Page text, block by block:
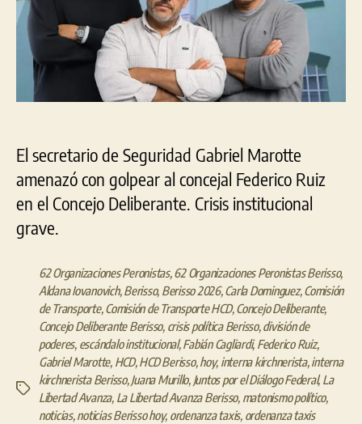
El secretario de Seguridad Gabriel Marotte
amenazó con golpear al concejal Federico Ruiz
en el Concejo Deliberante. Crisis institucional
grave.
Etiquetas
62 Organizaciones Peronistas,62 Organizaciones Peronistas Berisso,
Aldana Iovanovich,Berisso, Berisso 2026,Carla Dominguez,Comisión
de Transporte,Comisión de Transporte HCD,Concejo Deliberante,
Concejo Deliberante Berisso, crisis política Berisso,división de
poderes, escándalo institucional,Fabián Cagliardi, Federico Ruiz,
Gabriel Marotte, HCD,HCD Berisso,hoy, interna kirchnerista,interna
kirchnerista Berisso,Juana Murillo, Juntos por el Diálogo Federal,La
Libertad Avanza, La Libertad Avanza Berisso, matonismo político,
noticias,noticias Berisso hoy, ordenanza taxis, ordenanza taxis